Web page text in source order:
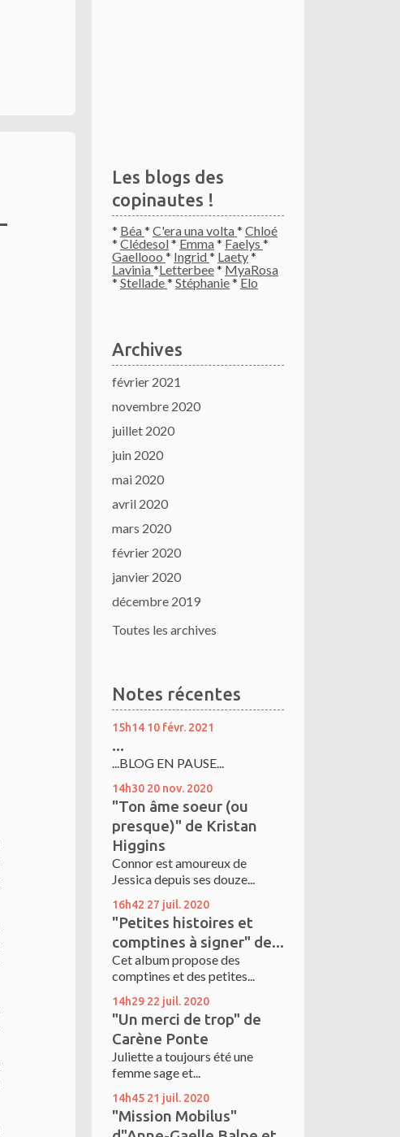
Les blogs des
copinautes !
* Béa* C'era una volta* Chloé
* Clédesol* Emma* Faelys *
Gaellooo * Ingrid* Laety*
Lavinia*Letterbee* MyaRosa
* Stellade* Stéphanie*Elo
Archives
février 2021
novembre 2020
juillet 2020
juin 2020
mai 2020
avril 2020
mars 2020
février 2020
janvier 2020
décembre 2019
Toutes les archives
Notes récentes
15h14 10 févr. 2021
...
...BLOG EN PAUSE...
14h30 20 nov. 2020
"Ton âme soeur (ou
presque)" de Kristan
Higgins
Connor est amoureux de
Jessica depuis ses douze...
16h42 27 juil. 2020
"Petites histoires et
comptines à signer" de...
Cet album propose des
comptines et des petites...
14h29 22 juil. 2020
"Un merci de trop" de
Carène Ponte
Juliette a toujours été une
femme sage et...
14h45 21 juil. 2020
"Mission Mobilus"